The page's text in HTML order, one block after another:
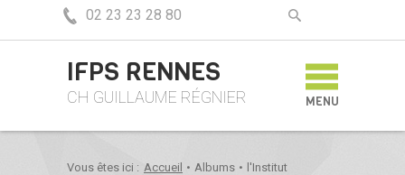
02 23 23 28 80
IFPS RENNES
CH GUILLAUME RÉGNIER MENU
Vous êtes ici : Accueil • Albums • l'Institut